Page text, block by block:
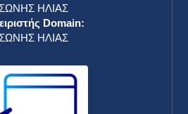
ΗΛΙΑΣ
Domain:
ΗΛΙΑΣ